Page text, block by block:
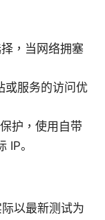
，当网络拥塞
或服务的访问优
护，使用自带
IP。
以最新测试为